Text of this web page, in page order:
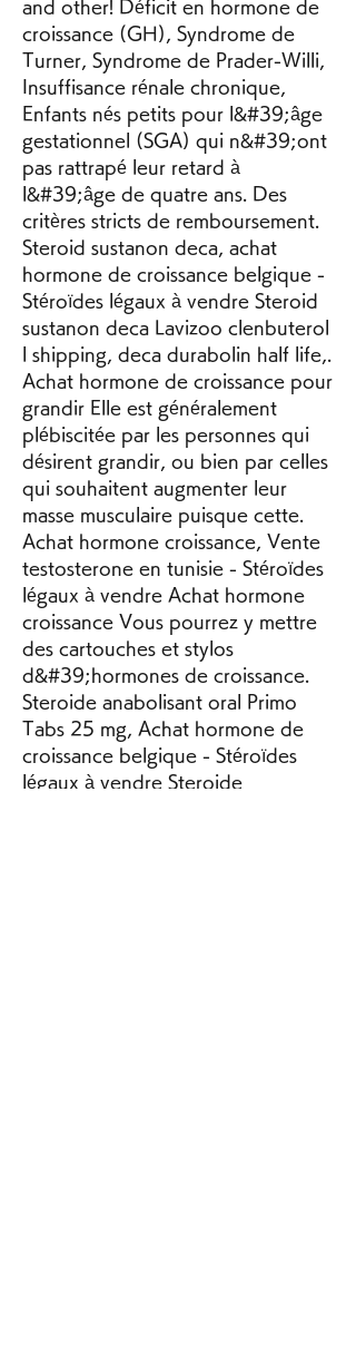
and other! Déficit en hormone de
croissance (GH), Syndrome de
Turner, Syndrome de Prader-Willi,
Insuffisance rénale chronique,
Enfants nés petits pour l&#39;âge
gestationnel (SGA) qui n&#39;ont
pas rattrapé leur retard à
l&#39;âge de quatre ans. Des
critères stricts de remboursement.
Steroid sustanon deca, achat
hormone de croissance belgique -
Stéroïdes légaux à vendre Steroid
sustanon deca Lavizoo clenbuterol
l shipping, deca durabolin half life,.
Achat hormone de croissance pour
grandir Elle est généralement
plébiscitée par les personnes qui
désirent grandir, ou bien par celles
qui souhaitent augmenter leur
masse musculaire puisque cette.
Achat hormone croissance, Vente
testosterone en tunisie - Stéroïdes
légaux à vendre Achat hormone
croissance Vous pourrez y mettre
des cartouches et stylos
d&#39;hormones de croissance.
Steroide anabolisant oral Primo
Tabs 25 mg, Achat hormone de
croissance belgique - Stéroïdes
légaux à vendre Steroide